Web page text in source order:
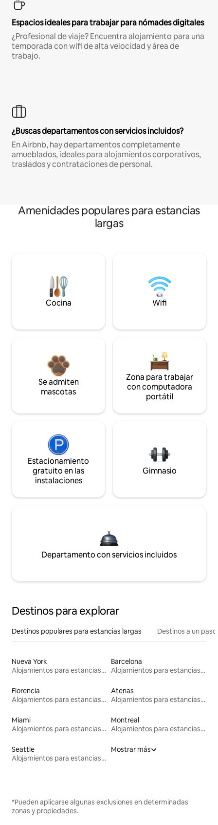
Espacios ideales para trabajar para nómades digitales
¿Profesional de viaje? Encuentra alojamiento para una
temporada con wifi de alta velocidad y área de
trabajo.
¿Buscas departamentos con servicios incluidos?
En Airbnb, hay departamentos completamente
amueblados, ideales para alojamientos corporativos,
traslados y contrataciones de personal.
Amenidades populares para estancias
largas
Cocina Wifi
Se admiten
mascotas
Zona para trabajar
con computadora
portátil
Estacionamiento
gratuito en las
instalaciones
Gimnasio
Departamento con servicios incluidos
Destinos para explorar
Destinos populares para estancias largas Destinos a un
Nueva York
Alojamientos para estancias largas
Barcelona
Alojamientos para estancias largas
Florencia
Alojamientos para estancias largas
Atenas
Alojamientos para estancias largas
Miami
Alojamientos para estancias largas
Montreal
Alojamientos para estancias largas
Seattle
Alojamientos para estancias largas
Mostrar más
*Pueden aplicarse algunas exclusiones en determinadas
zonas y propiedades.